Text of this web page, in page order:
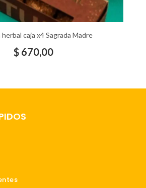
caja x4 Sagrada Madre
$670,00